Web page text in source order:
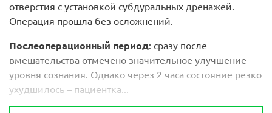
отверстия с установкой субдуральных дренажей.
Операция прошла без осложнений.
Послеоперационный период: сразу после
вмешательства отмечено значительное улучшение
уровня сознания. Однако через 2 часа состояние резко
ухудшилось – пациентка...